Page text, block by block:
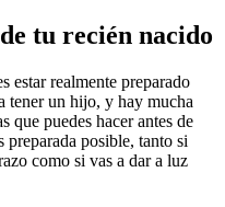
tu recién nacido
estar realmente preparado
tener un hijo, y hay mucha
que puedes hacer antes de
preparada posible, tanto si
como si vas a dar a luz